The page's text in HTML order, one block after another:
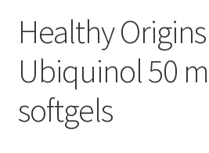
Healthy Origins
Ubiquinol 50
softgels